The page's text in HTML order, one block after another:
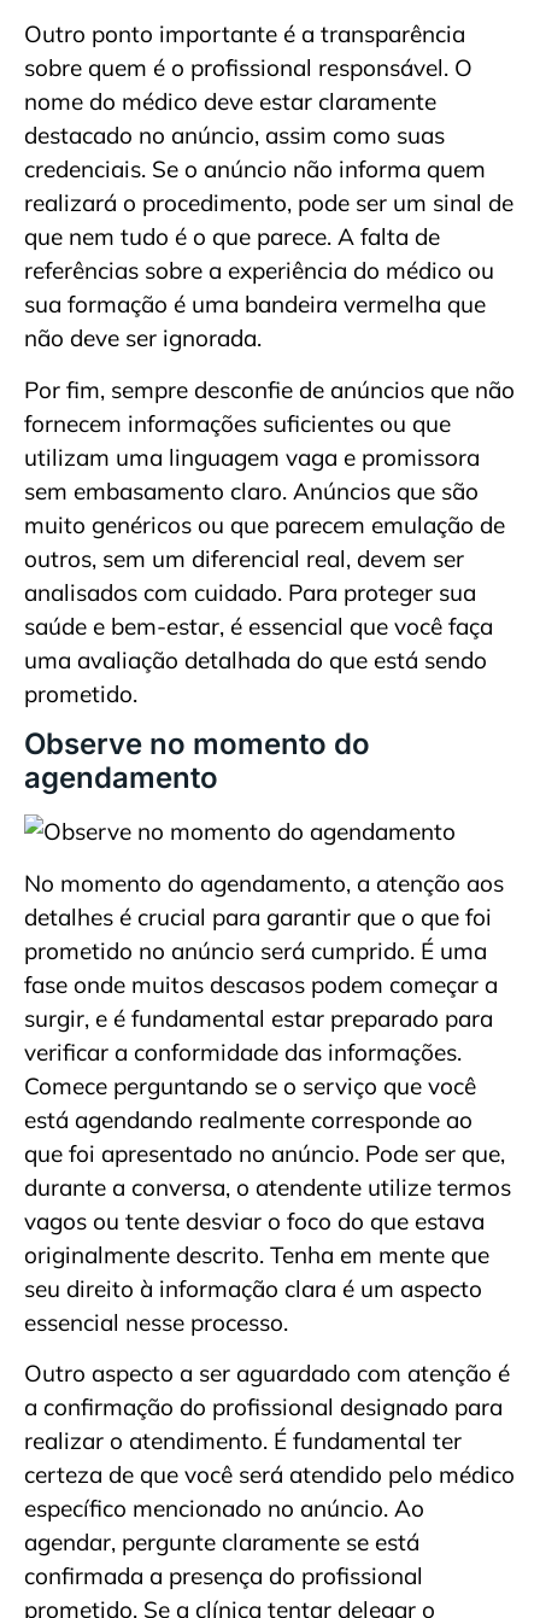
Outro ponto importante é a transparência
sobre quem é o profissional responsável. O
nome do médico deve estar claramente
destacado no anúncio, assim como suas
credenciais. Se o anúncio não informa quem
realizará o procedimento, pode ser um sinal de
que nem tudo é o que parece. A falta de
referências sobre a experiência do médico ou
sua formação é uma bandeira vermelha que
não deve ser ignorada.
Por fim, sempre desconfie de anúncios que não
fornecem informações suficientes ou que
utilizam uma linguagem vaga e promissora
sem embasamento claro. Anúncios que são
muito genéricos ou que parecem emulação de
outros, sem um diferencial real, devem ser
analisados com cuidado. Para proteger sua
saúde e bem-estar, é essencial que você faça
uma avaliação detalhada do que está sendo
prometido.
Observe no momento do
agendamento
No momento do agendamento, a atenção aos
detalhes é crucial para garantir que o que foi
prometido no anúncio será cumprido. É uma
fase onde muitos descasos podem começar a
surgir, e é fundamental estar preparado para
verificar a conformidade das informações.
Comece perguntando se o serviço que você
está agendando realmente corresponde ao
que foi apresentado no anúncio. Pode ser que,
durante a conversa, o atendente utilize termos
vagos ou tente desviar o foco do que estava
originalmente descrito. Tenha em mente que
seu direito à informação clara é um aspecto
essencial nesse processo.
Outro aspecto a ser aguardado com atenção é
a confirmação do profissional designado para
realizar o atendimento. É fundamental ter
certeza de que você será atendido pelo médico
específico mencionado no anúncio. Ao
agendar, pergunte claramente se está
confirmada a presença do profissional
prometido. Se a clínica tentar delegar o